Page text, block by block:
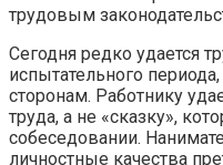
трудовым
Сегодня редко удается
испытательного
сторонам. Работнику
труда, а не «сказку»,
собеседовании.
личностные качества